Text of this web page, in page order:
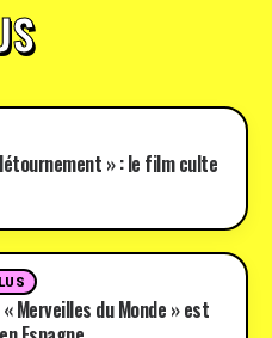
» : le film culte
Merveilles du Monde » est